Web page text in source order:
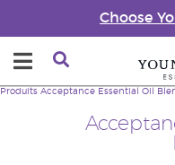
Choose
Produits Acceptance Essential Oil